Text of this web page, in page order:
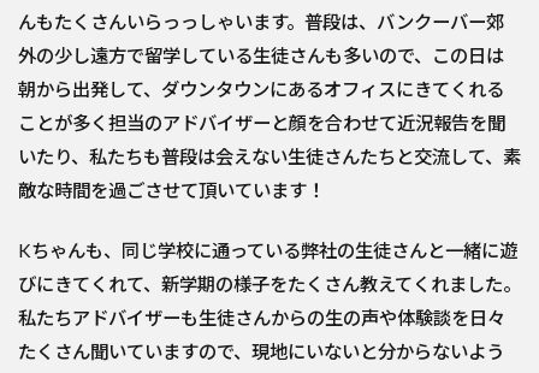
んもたくさんいらっっしゃいます。普段は、バンクーバー郊
外の少し遠方で留学している生徒さんも多いので、この日は
朝から出発して、ダウンタウンにあるオフィスにきてくれる
ことが多く担当のアドバイザーと顔を合わせて近況報告を聞
いたり、私たちも普段は会えない生徒さんたちと交流して、素
敵な時間を過ごさせて頂いています！
Kちゃんも、同じ学校に通っている弊社の生徒さんと一緒に遊
びにきてくれて、新学期の様子をたくさん教えてくれました。
私たちアドバイザーも生徒さんからの生の声や体験談を日々
たくさん聞いていますので、現地にいないと分からないよう